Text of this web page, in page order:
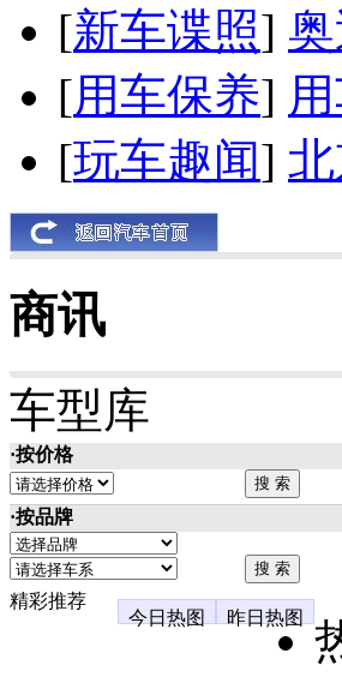
[新车谍照]
[用车保养]
[玩车趣闻]
商讯
车型库
·按价格
·按品牌
精彩推荐
今日热图
昨日热图